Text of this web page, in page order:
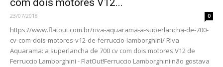
com dois motores V12...
23/07/2018 0
https://www.flatout.com.br/riva-aquarama-a-superlancha-de-700-
cv-com-dois-motores-v12-de-ferruccio-lamborghini/ Riva
Aquarama: a superlancha de 700 cv com dois motores V12 de
Ferruccio Lamborghini - FlatOut!Ferruccio Lamborghini não gostava